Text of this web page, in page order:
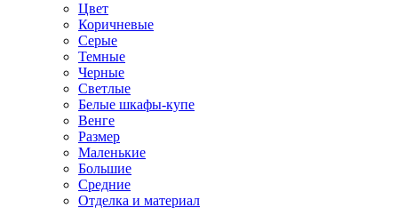
Цвет
Коричневые
Серые
Темные
Черные
Светлые
Белые шкафы-купе
Венге
Размер
Маленькие
Большие
Средние
Отделка и материал